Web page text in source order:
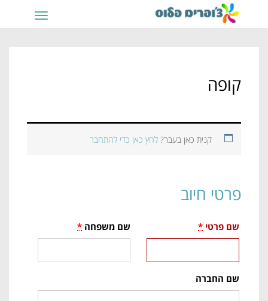
תפריט
קופה
קנית כאן בעבר? לחץ כאן כדי להתחבר
פרטי חיוב
שם פרטי * שם משפחה *
שם החברה